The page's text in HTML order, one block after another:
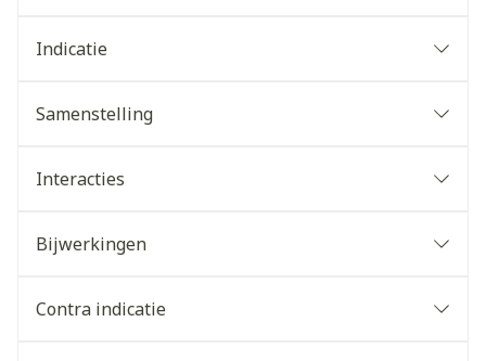
Indicatie
Samenstelling
Interacties
Bijwerkingen
Contra indicatie